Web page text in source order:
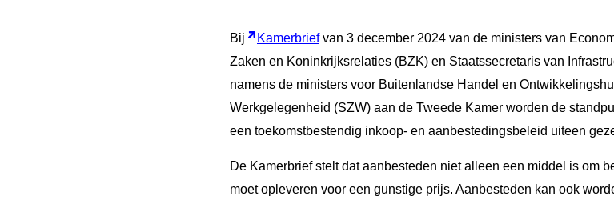
Bij Kamerbriefvan 3 december 2024 van de ministers van
Zaken en Koninkrijksrelaties (BZK) en Staatssecretaris van
namens de ministers voor Buitenlandse Handel en
Werkgelegenheid (SZW) aan de Tweede Kamer worden de
een toekomstbestendig inkoop- en aanbestedingsbeleid uiteen
De Kamerbrief stelt dat aanbesteden niet alleen een middel is om
moet opleveren voor een gunstige prijs. Aanbesteden kan ook